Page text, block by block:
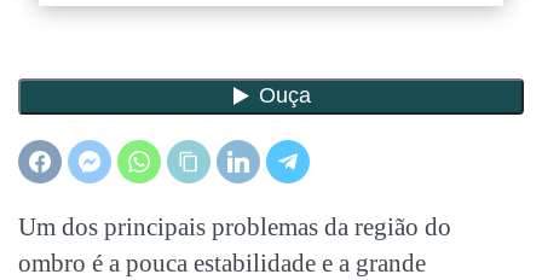
Um dos principais problemas da região do
ombro é a pouca estabilidade e a grande